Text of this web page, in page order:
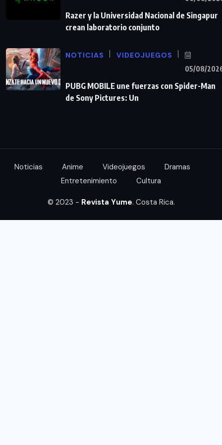
Razer y la Universidad Nacional de Singapur
crean laboratorio conjunto
NOTICIAS VIDEOJUEGOS
05/08/
PUBG MOBILE une fuerzas con Spider-Man
de Sony Pictures: Un
Noticias Anime Videojuegos
Dramas
Entretenimiento
Cultura
© 2023 - Revista Yume. Costa Rica.